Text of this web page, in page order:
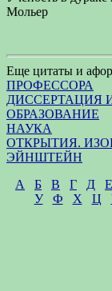
Мольер
Еще цитаты и
ПРОФЕССОРА
ДИССЕРТАЦИЯ
ОБРАЗОВАНИЕ
НАУКА
ОТКРЫТИЯ.
ЭЙНШТЕЙН
А
Б В Г Д Е
У
Ф Х Ц